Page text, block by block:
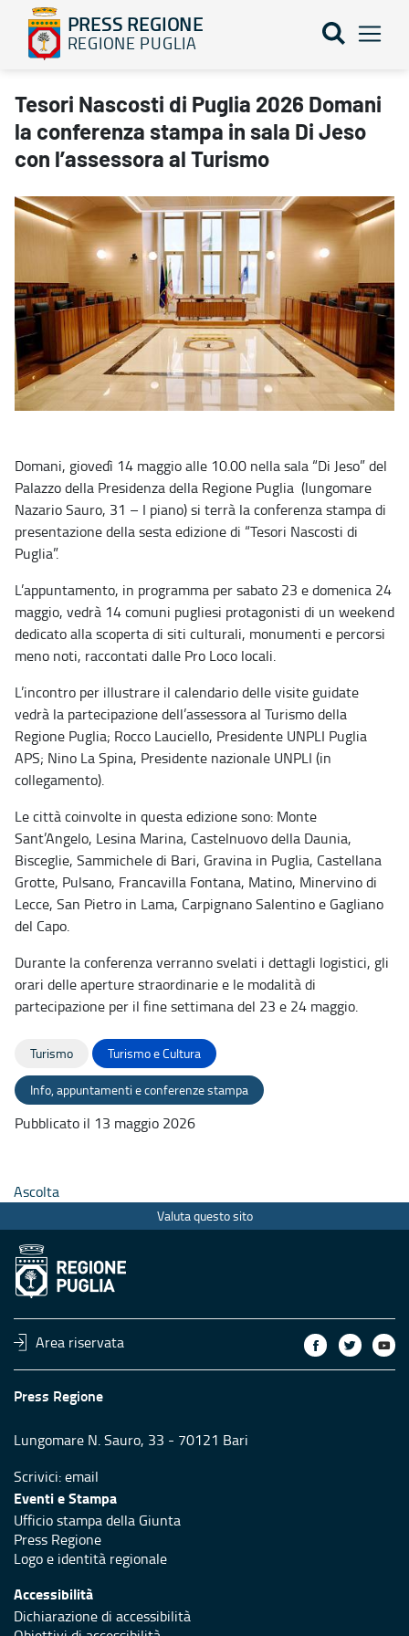
PRESS REGIONE
REGIONE PUGLIA
Tesori Nascosti di Puglia 2026 Domani la conferenza stampa in
Tesori Nascosti di Puglia 2026 Domani
la conferenza stampa in sala Di Jeso
con l’assessora al Turismo
Domani, giovedì 14 maggio alle 10.00 nella sala “Di Jeso” del
Palazzo della Presidenza della Regione Puglia (lungomare
Nazario Sauro, 31 – I piano) si terrà la conferenza stampa di
presentazione della sesta edizione di “Tesori Nascosti di
Puglia”.
L’appuntamento, in programma per sabato 23 e domenica 24
maggio, vedrà 14 comuni pugliesi protagonisti di un weekend
dedicato alla scoperta di siti culturali, monumenti e percorsi
meno noti, raccontati dalle Pro Loco locali.
L’incontro per illustrare il calendario delle visite guidate
vedrà la partecipazione dell’assessora al Turismo della
Regione Puglia; Rocco Lauciello, Presidente UNPLI Puglia
APS; Nino La Spina, Presidente nazionale UNPLI (in
collegamento).
Le città coinvolte in questa edizione sono: Monte
Sant’Angelo, Lesina Marina, Castelnuovo della Daunia,
Bisceglie, Sammichele di Bari, Gravina in Puglia, Castellana
Grotte, Pulsano, Francavilla Fontana, Matino, Minervino di
Lecce, San Pietro in Lama, Carpignano Salentino e Gagliano
del Capo.
Durante la conferenza verranno svelati i dettagli logistici, gli
orari delle aperture straordinarie e le modalità di
partecipazione per il fine settimana del 23 e 24 maggio.
Turismo Turismo e Cultura
Info, appuntamenti e conferenze stampa
Pubblicato il 13 maggio 2026
Ascolta
Valuta questo sito
Area riservata
Press Regione
Lungomare N. Sauro, 33 - 70121 Bari
Scrivici:email
Eventi e Stampa
Ufficio stampa della Giunta
Press Regione
Logo e identità regionale
Accessibilità
Dichiarazione di accessibilità